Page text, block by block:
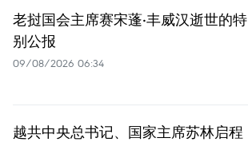
老挝国会主席赛宋蓬·丰威汉逝世的特
别公报
09/08/2026 06:34
越共中央总书记、国家主席苏林启程